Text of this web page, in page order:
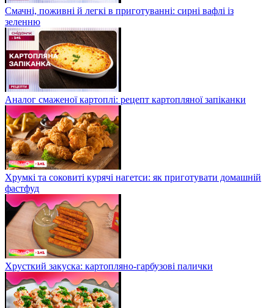
Смачні, поживні й легкі в приготуванні: сирні вафлі із
зеленню
Аналог смаженої картоплі: рецепт картопляної запіканки
Хрумкі та соковиті курячі нагетси: як приготувати домашній
фастфуд
Хрусткий закуска: картопляно-гарбузові палички